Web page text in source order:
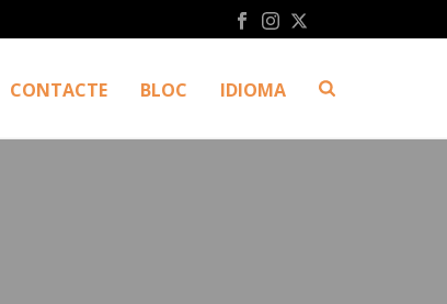
CONTACTE BLOC IDIOMA